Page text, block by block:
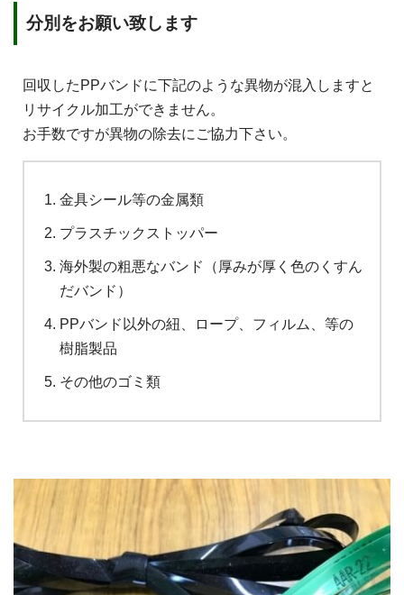
分別をお願い致します
回収したPPバンドに下記のような異物が混入しますと
リサイクル加工ができません。
お手数ですが異物の除去にご協力下さい。
金具シール等の金属類
プラスチックストッパー
海外製の粗悪なバンド（厚みが厚く色のくすん
だバンド）
PPバンド以外の紐、ロープ、フィルム、等の
樹脂製品
その他のゴミ類